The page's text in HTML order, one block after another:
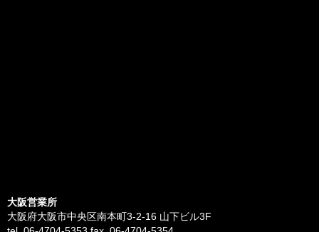
大阪営業所
大阪府大阪市中央区南本町3-2-16 山下ビル3F